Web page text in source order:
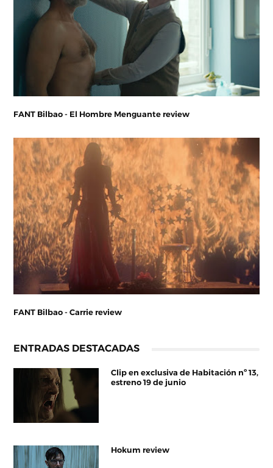
FANT Bilbao - El Hombre Menguante review
FANT Bilbao - Carrie review
ENTRADAS DESTACADAS
Clip en exclusiva de Habitación nº 13,
estreno 19 de junio
Hokum review